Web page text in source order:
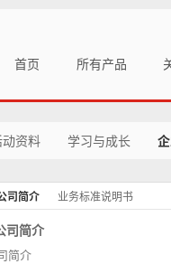
首页 所有产品
资料 学习与成长
司简介 业务标准说明书
司简介
简介